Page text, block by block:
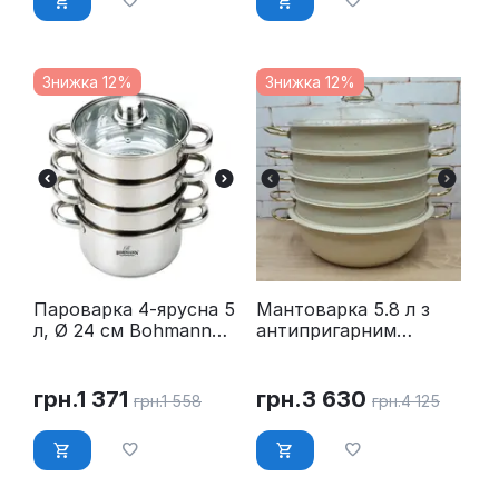
Знижка 12%
Пароварка 4-ярусна 5
л, Ø 24 см Bohmann
грн.1 371 грн.1 558
Знижка 12%
Мантоварка 5.8 л з
антипригарним
грн.3 630 грн.4 125